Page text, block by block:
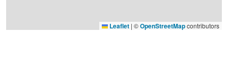
Leaflet | ©OpenStreetMapcontributors